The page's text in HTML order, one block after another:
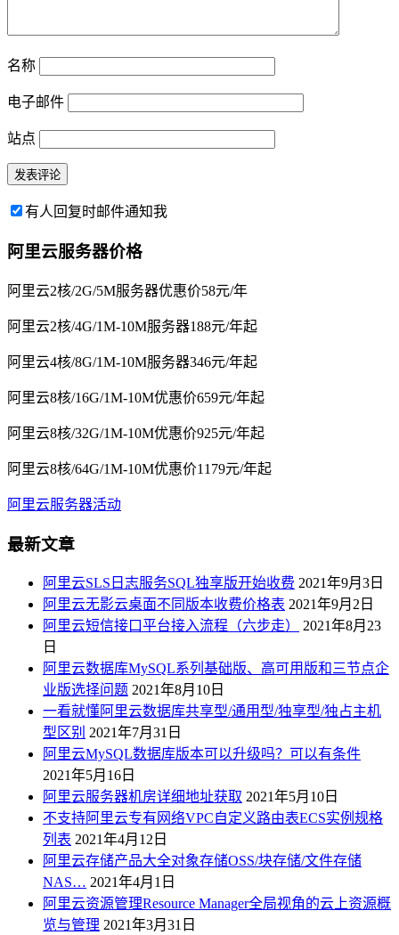
名称
电子邮件
站点
有人回复时邮件通知我
阿里云服务器价格
阿里云2核/2G/5M服务器优惠价58元/年
阿里云2核/4G/1M-10M服务器188元/年起
阿里云4核/8G/1M-10M服务器346元/年起
阿里云8核/16G/1M-10M优惠价659元/年起
阿里云8核/32G/1M-10M优惠价925元/年起
阿里云8核/64G/1M-10M优惠价1179元/年起
阿里云服务器活动
最新文章
阿里云SLS日志服务SQL独享版开始收费 2021年9月3日
阿里云无影云桌面不同版本收费价格表 2021年9月2日
阿里云短信接口平台接入流程（六步走）
2021年8月23
日
阿里云数据库MySQL系列基础版、高可用版和三节点企
业版选择问题 2021年8月10日
一看就懂阿里云数据库共享型/通用型/独享型/独占主机
型区别 2021年7月31日
阿里云MySQL数据库版本可以升级吗？可以有条件
2021年5月16日
阿里云服务器机房详细地址获取 2021年5月10日
不支持阿里云专有网络VPC自定义路由表ECS实例规格
列表 2021年4月12日
阿里云存储产品大全对象存储OSS/块存储/文件存储
NAS… 2021年4月1日
阿里云资源管理Resource Manager全局视角的云上资源概
览与管理 2021年3月31日